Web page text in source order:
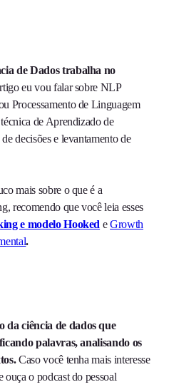
de Dados trabalha no
eu vou falar sobre NLP
Processamento de Linguagem
de Aprendizado de
decisões e levantamento de
mais sobre o que é a
recomendo que você leia esses
e modelo Hooked eGrowth
.
da ciência de dados que
palavras, analisando os
Caso você tenha mais interesse
ouça o podcast do pessoal